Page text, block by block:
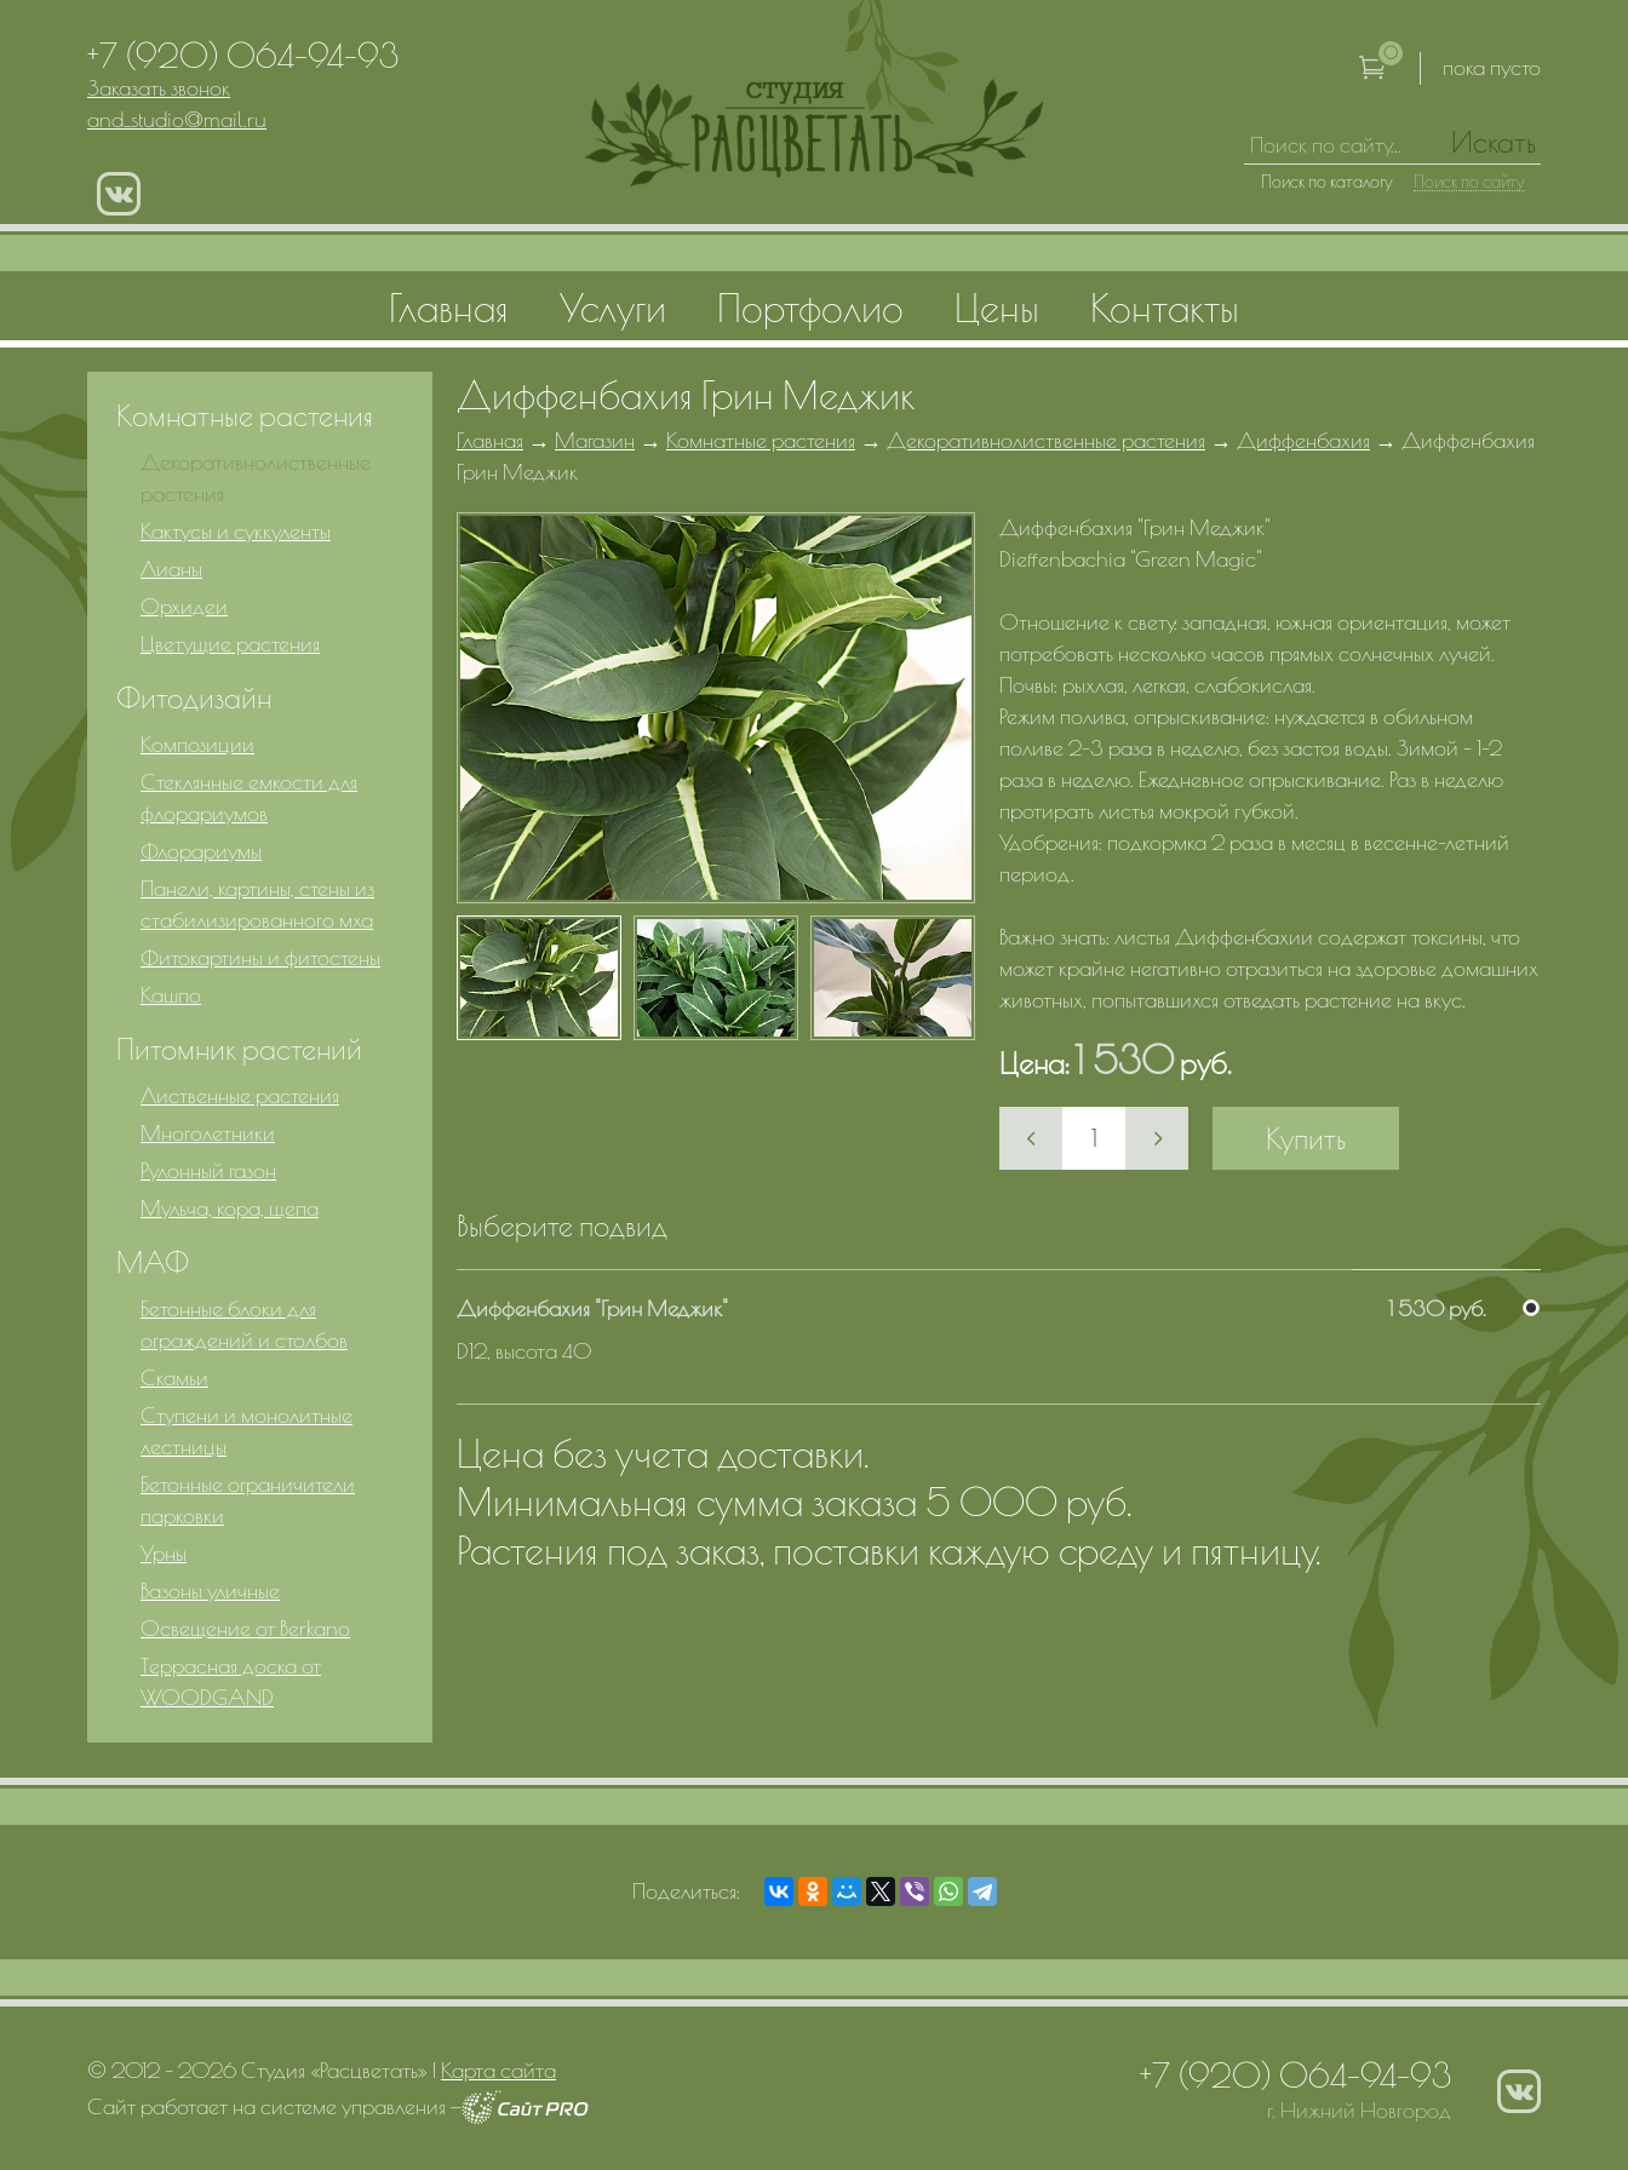
Диффенбахия Грин Меджик
Главная → Магазин → Комнатные растения → Декоративнолиственные растения → Диффенбахия → Диффенбахия
Грин Меджик
Диффенбахия "Грин Меджик"
Dieffenbachia "Green Magic"
Отношение к свету: западная, южная ориентация, может
потребовать несколько часов прямых солнечных лучей.
Почвы: рыхлая, легкая, слабокислая.
Режим полива, опрыскивание: нуждается в обильном
поливе 2-3 раза в неделю, без застоя воды. Зимой – 1-2
раза в неделю. Ежедневное опрыскивание. Раз в неделю
протирать листья мокрой губкой.
Удобрения: подкормка 2 раза в месяц в весенне-летний
период.
Важно знать: листья Диффенбахии содержат токсины, что
может крайне негативно отразиться на здоровье домашних
животных, попытавшихся отведать растение на вкус.
Цена:1 530руб.
Купить
Выберите подвид
Диффенбахия "Грин Меджик"
D12, высота 40
1 530 руб.
Цена без учета доставки.
Минимальная сумма заказа 5 000 руб.
Растения под заказ, поставки каждую среду и пятницу.
Комнатные растения
Декоративнолиственные
растения
Кактусы и суккуленты
Лианы
Орхидеи
Цветущие растения
Фитодизайн
Композиции
Стеклянные емкости для
флорариумов
Флорариумы
Панели, картины, стены из
стабилизированного мха
Фитокартины и фитостены
Кашпо
Питомник растений
Лиственные растения
Многолетники
Рулонный газон
Мульча, кора, щепа
МАФ
Бетонные блоки для
ограждений и столбов
Скамьи
Ступени и монолитные
лестницы
Бетонные ограничители
парковки
Урны
Вазоны уличные
Освещение от Berkano
Террасная доска от
WOODGAND
Поделиться:
© 2012 – 2026 Студия «Расцветать» | Карта сайта
Сайт работает на системе управления —
+7 (920) 064-94-93
г. Нижний Новгород
+7 (920) 064-94-93
Заказать звонок
and_studio@mail.ru
0
пока пусто
Искать
Поиск по каталогу Поиск по сайту
Главная Услуги Портфолио Цены Контакты